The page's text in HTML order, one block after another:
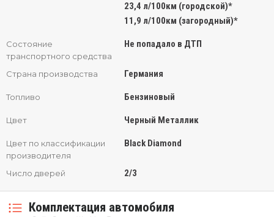
23,4 л/100км (городской)*
11,9 л/100км (загородный)*
Состояние
транспортного средства
Не попадало в ДТП
Страна производства Германия
Топливо Бензиновый
Цвет Черный Металлик
Цвет по классификации
производителя
Black Diamond
Число дверей 2/3
Комплектация автомобиля